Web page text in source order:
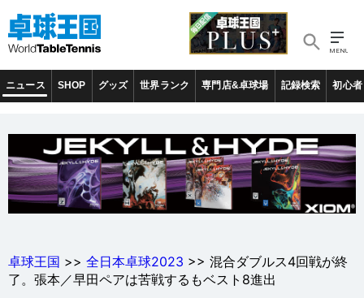
ニュース SHOP グッズ 世界ランク 専門店&卓球場 記録検索 初心者
卓球王国 >> 全日本卓球2023 >> 混合ダブルス4回戦が終
了。張本／早田ペアは苦戦するもベスト8進出